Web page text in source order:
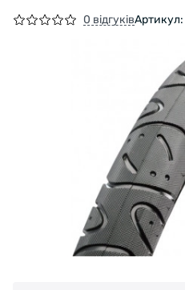
0 відгуківАртикул: